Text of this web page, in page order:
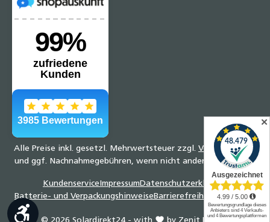
Alle Preise inkl. gesetzl. Mehrwertsteuer zzgl. Versandkosten
und ggf. Nachnahmegebühren, wenn nicht anders angegeben.
KundenserviceImpressumDatenschutzerklärung
Batterie- und VerpackungshinweiseBarrierefreiheitserklärung
Werkzeugleiste anzeigen
✕